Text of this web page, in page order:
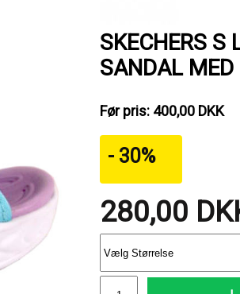
SKECHERS S
SANDAL MED
Før pris: 400,00 DKK
- 30%
280,00